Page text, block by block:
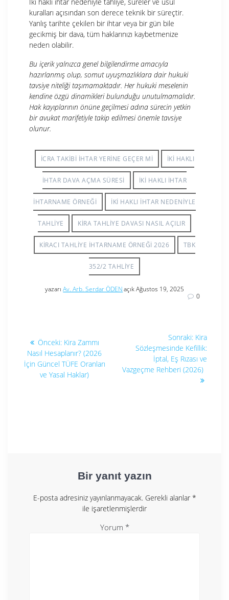
kuralları açısından son derece teknik bir süreçtir.
Yanlış tarihte çekilen bir ihtar veya bir gün bile
gecikmiş bir dava, tüm haklarınızı kaybetmenize
neden olabilir.
Bu içerik yalnızca genel bilgilendirme amacıyla
hazırlanmış olup, somut uyuşmazlıklara dair hukuki
tavsiye niteliği taşımamaktadır. Her hukuki meselenin
kendine özgü dinamikleri bulunduğu unutulmamalıdır.
Hak kayıplarının önüne geçilmesi adına sürecin yetkin
bir avukat marifetiyle takip edilmesi önemle tavsiye
olunur.
ICRA TAKIBI IHTAR YERINE GEÇER MI IKI HAKLI
IHTAR DAVA AÇMA SÜRESI IKI HAKLI IHTAR
IHTARNAME ÖRNEĞI IKI HAKLI IHTAR NEDENIYLE
TAHLIYE KIRA TAHLIYE DAVASI NASIL AÇILIR
KIRACI TAHLIYE IHTARNAME ÖRNEĞI 2026 TBK
352/2 TAHLIYE
yazarıAv. Arb. Serdar ÖDENaçık Ağustos 19, 2025
0
gezinmesi
Önceki: Önceki
yazı:
Kira Zammı
Nasıl Hesaplanır? (2026
İçin Güncel TÜFE Oranları
ve Yasal Haklar)
Sonraki: Sonraki
yazı:
Kira
Sözleşmesinde Kefillik:
İptal, Eş Rızası ve
Vazgeçme Rehberi (2026)
Bir yanıt yazın
E-posta adresiniz yayınlanmayacak. Gerekli alanlar *
ile işaretlenmişlerdir
Yorum *